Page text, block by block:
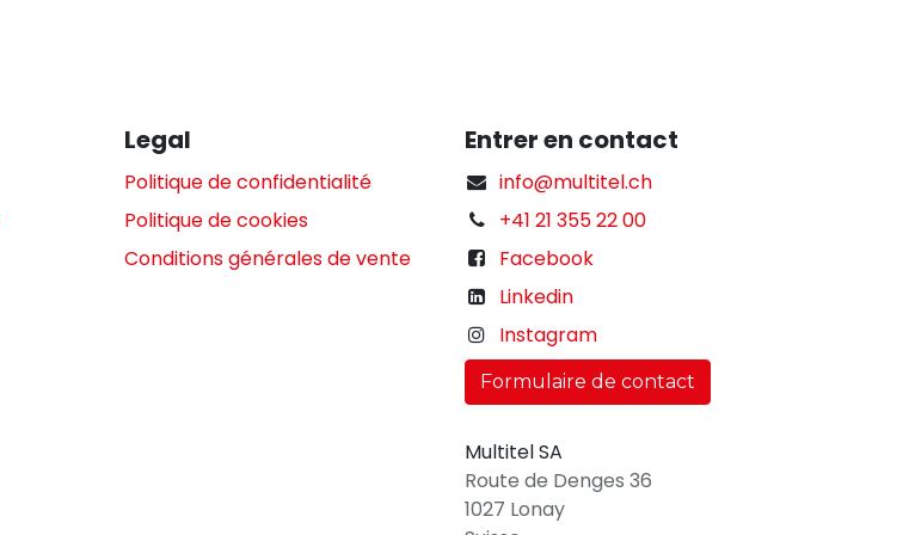
Legal
Politique de confidentialité
Politique de cookies
Conditions générales de vente
Entrer en contact
info@multitel.ch
+41 21 355 22 00
Facebook
Linkedin
Instagram
Formulaire de contact
Multitel SA
Route de Denges 36
1027 Lonay